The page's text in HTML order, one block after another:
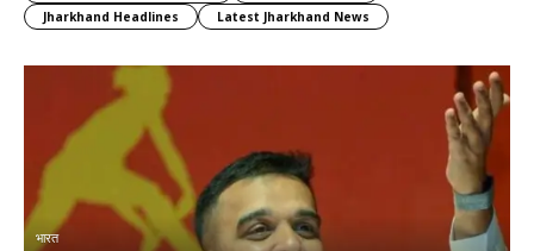
Jharkhand Headlines
Latest Jharkhand News
भारत